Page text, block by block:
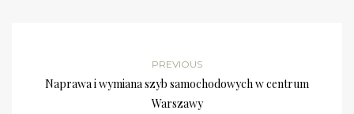
PREVIOUS
Naprawa i wymiana szyb samochodowych w centrum
Warszawy